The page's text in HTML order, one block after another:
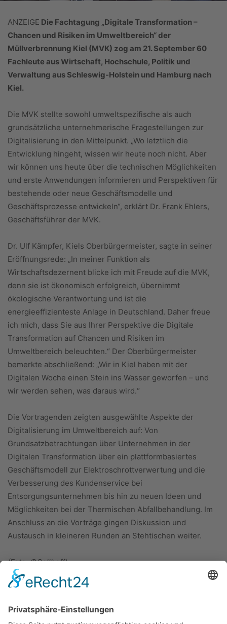
ANZEIGE Die Fachtagung „Digitale Transformation –
Chancen und Risiken im Umweltbereich“ der
Müllverbrennung Kiel (MVK) zog am 21. September 60
Fachleute aus Wirtschaft, Hochschule, Politik und
Verwaltung aus Schleswig-Holstein und Hamburg nach
Kiel.
Die MVK stellte sowohl umweltspezifische als auch
grundsätzliche unternehmerische Fragestellungen zur
Digitalisierung in den Mittelpunkt. „Wo letztlich die
Entwicklung hingeht, wissen wir heute noch nicht. Aber
wir können uns heute über die technischen Möglichkeiten
und erste Anwendungen informieren und Perspektiven für
bestehende oder neue Geschäftsmodelle und
Geschäftsprozesse entwickeln“, erklärt Dr. Frank Ehlers,
Geschäftsführer der MVK.
Dr. Ulf Kämpfer, Kiels Oberbürgermeister, sagte in seiner
Eröffnungsrede: „In meiner Funktion als
Wirtschaftsdezernent blicke ich mit Freude auf die MVK,
denn sie ist ökonomisch erfolgreich, übernimmt
ökologische Verantwortung und ist die
energieeffizienteste Anlage in Deutschland. Daher freue
ich mich, dass Sie aus Ihrer Perspektive die Digitale
Transformation auf Chancen und Risiken im
Umweltbereich beleuchten.“ Der Oberbürgermeister
bemerkte abschließend: „Wir in Kiel haben mit der
Digitalen Woche einen Stein ins Wasser geworfen – und
wir werden sehen, was daraus wird.“
Die Vortragenden zeigten ausgewählte Aspekte der
Digitalisierung im Umweltbereich auf: Von
Grundsatzbetrachtungen über Unternehmen in der
Digitalen Transformation über ein plattformbasiertes
Geschäftsmodell zur Elektroschrottverwertung und die
Verbesserung des Kundenservice bei
Entsorgungsunternehmen bis hin zu neuen Ideen und
Möglichkeiten bei der Thermischen Abfallbehandlung. Im
Anschluss an die Vorträge gingen Diskussion und
Austausch in kleineren Runden an Stehtischen weiter.
(Foto: ©Sellhoff)